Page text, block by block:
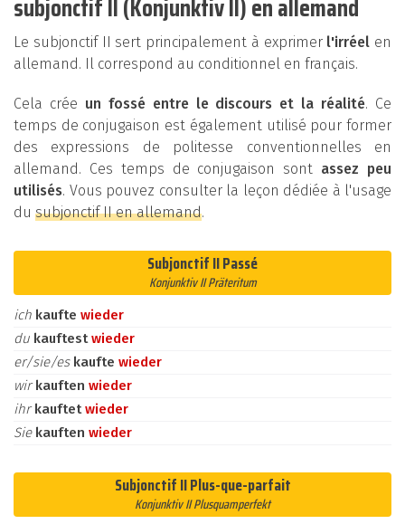
Le subjonctif II sert principalement à exprimer l'irréel en
allemand. Il correspond au conditionnel en français.
Cela crée un fossé entre le discours et la réalité. Ce
temps de conjugaison est également utilisé pour former
des expressions de politesse conventionnelles en
allemand. Ces temps de conjugaison sont assez peu
utilisés. Vous pouvez consulter la leçon dédiée à l'usage
du subjonctif II en allemand.
Subjonctif II Passé
Konjunktiv II Präteritum
ich kaufte wieder
du kauftestwieder
er/sie/es kaufte wieder
wirkauften wieder
ihrkauftetwieder
Sie kauften wieder
Subjonctif II Plus-que-parfait
Konjunktiv II Plusquamperfekt